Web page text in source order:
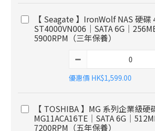
【 Seagate 】IronWolf NAS 硬碟
ST4000VN006｜SATA 6G｜
5900RPM（三年保養）
優惠價 HK$1,599.00
【 TOSHIBA 】MG 系列企業級硬
MG11ACA16TE｜SATA 6G｜
7200RPM（五年保養）